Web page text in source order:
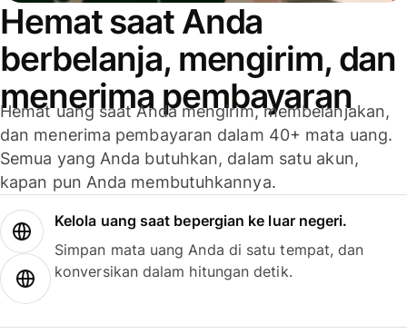
Hemat saat Anda
berbelanja, mengirim, dan
menerima pembayaran
Hemat uang saat Anda mengirim, membelanjakan,
dan menerima pembayaran dalam 40+ mata uang.
Semua yang Anda butuhkan, dalam satu akun,
kapan pun Anda membutuhkannya.
Kelola uang saat bepergian ke luar negeri.
Simpan mata uang Anda di satu tempat, dan
konversikan dalam hitungan detik.